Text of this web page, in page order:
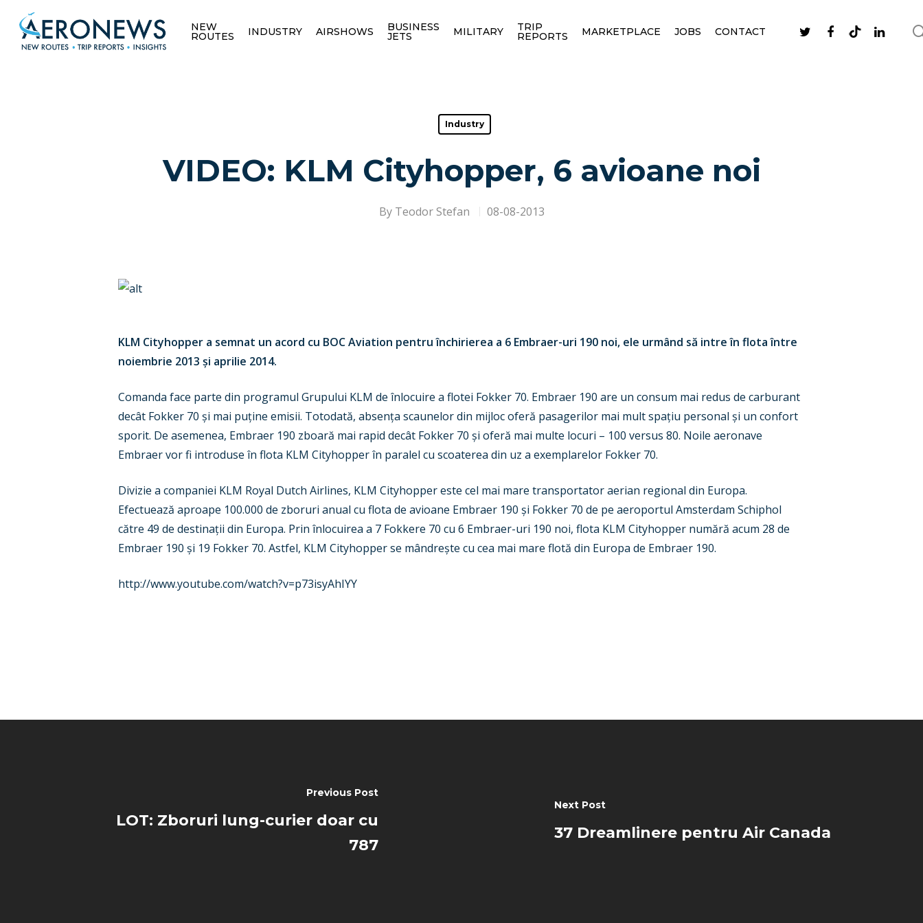
NEW
ROUTES INDUSTRY AIRSHOWS BUSINESS
JETS MILITARY TRIP
REPORTS MARKETPLACE JOBS CONTACT
Industry
VIDEO: KLM Cityhopper, 6 avioane noi
By Teodor Stefan 08-08-2013
KLM Cityhopper a semnat un acord cu BOC Aviation pentru închirierea a 6 Embraer-uri 190 noi, ele urmând să intre în flota între
noiembrie 2013 și aprilie 2014.
Comanda face parte din programul Grupului KLM de înlocuire a flotei Fokker 70. Embraer 190 are un consum mai redus de carburant
decât Fokker 70 și mai puține emisii. Totodată, absența scaunelor din mijloc oferă pasagerilor mai mult spațiu personal și un confort
sporit. De asemenea, Embraer 190 zboară mai rapid decât Fokker 70 și oferă mai multe locuri – 100 versus 80. Noile aeronave
Embraer vor fi introduse în flota KLM Cityhopper în paralel cu scoaterea din uz a exemplarelor Fokker 70.
Divizie a companiei KLM Royal Dutch Airlines, KLM Cityhopper este cel mai mare transportator aerian regional din Europa.
Efectuează aproape 100.000 de zboruri anual cu flota de avioane Embraer 190 și Fokker 70 de pe aeroportul Amsterdam Schiphol
către 49 de destinații din Europa. Prin înlocuirea a 7 Fokkere 70 cu 6 Embraer-uri 190 noi, flota KLM Cityhopper numără acum 28 de
Embraer 190 și 19 Fokker 70. Astfel, KLM Cityhopper se mândrește cu cea mai mare flotă din Europa de Embraer 190.
http://www.youtube.com/watch?v=p73isyAhIYY
Previous Post
LOT: Zboruri lung-curier doar cu
787
Next Post
37 Dreamlinere pentru Air Canada